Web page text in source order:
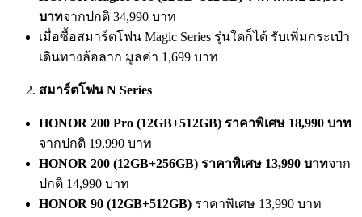
บาทจากปกติ 34,990 บาท
เมื่อซื้อสมาร์ตโฟน Magic Series รุ่นใดก็ได้ รับเพิ่มกระเป๋า
เดินทางล้อลาก มูลค่า 1,699 บาท
สมาร์ตโฟนN Series
HONOR 200 Pro (12GB+512GB) ราคาพิเศษ 18,990 บาท
จากปกติ 19,990 บาท
HONOR 200 (12GB+256GB) ราคาพิเศษ 13,990 บาทจาก
ปกติ 14,990 บาท
HONOR 90 (12GB+512GB) ราคาพิเศษ 13,990 บาท